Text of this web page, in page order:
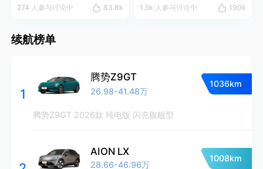
274 人参与讨论中 83.8k 1.5k 人参与讨论中 190k
续航榜单
1
腾势Z9GT
26.98-41.48万
1036km
腾势Z9GT 2026款 纯电版 闪充旗舰型
AION LX
28.66-46.96万
1008km